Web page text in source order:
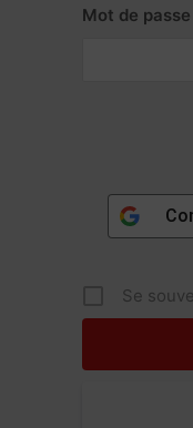
Mot de passe
Se